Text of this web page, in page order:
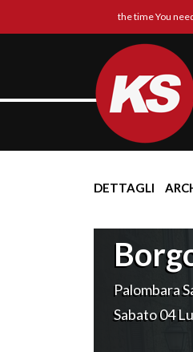
the time You
DETTAGLI
Palombara
Sabato 04